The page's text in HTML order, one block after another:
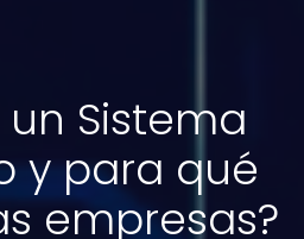
un Sistema
y para qué
empresas?